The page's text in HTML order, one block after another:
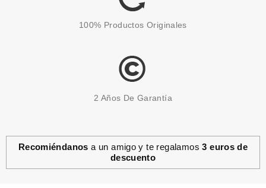
CLARINS
100% Productos Originales
2 Años De Garantía
Recomiéndanos a un amigo y te regalamos3 euros de
descuento